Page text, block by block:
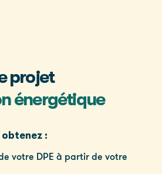
projet
énergétique
obtenez :
votre DPE à partir de votre